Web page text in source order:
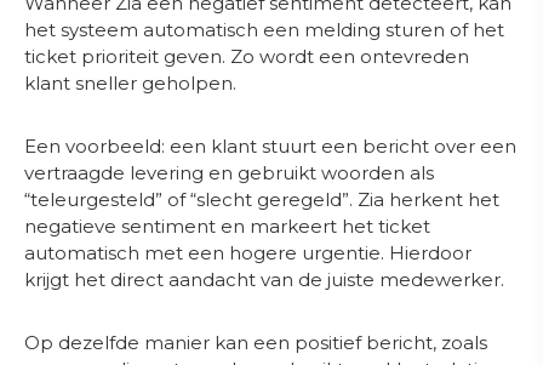
het systeem automatisch een melding sturen of het
ticket prioriteit geven. Zo wordt een ontevreden
klant sneller geholpen.
Een voorbeeld: een klant stuurt een bericht over een
vertraagde levering en gebruikt woorden als
“teleurgesteld” of “slecht geregeld”. Zia herkent het
negatieve sentiment en markeert het ticket
automatisch met een hogere urgentie. Hierdoor
krijgt het direct aandacht van de juiste medewerker.
Op dezelfde manier kan een positief bericht, zoals